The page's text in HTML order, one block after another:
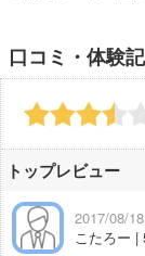
口コミ・体験記
トップレビュー
2017/08/18
こたろー |